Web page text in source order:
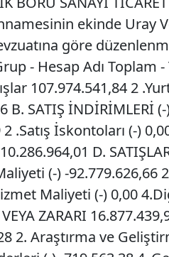
ekinde Uray
göre
- Hesap Adı Toplam -
107.974.541,84 2
B. SATIŞ İNDİRİMLERİ
.Satış İskontoları (-)
D.
(-) -92.779.626,66
Maliyeti (-) 0,00
ZARARI
2. Araştırma ve